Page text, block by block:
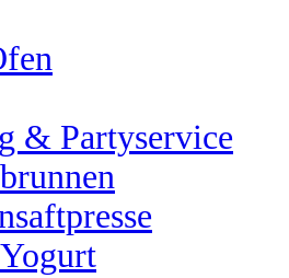
& Partyservice